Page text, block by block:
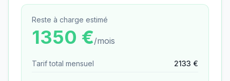
Reste à charge estimé
1350 €/mois
Tarif total mensuel 2133 €